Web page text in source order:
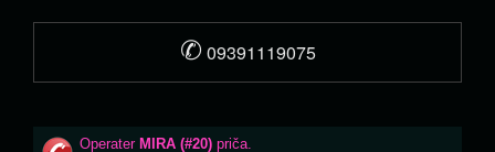
✆ 09391119075